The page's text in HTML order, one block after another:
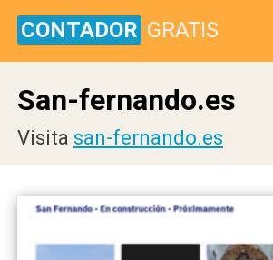
CONTADOR GRATIS
San-fernando.es
Visita san-fernando.es